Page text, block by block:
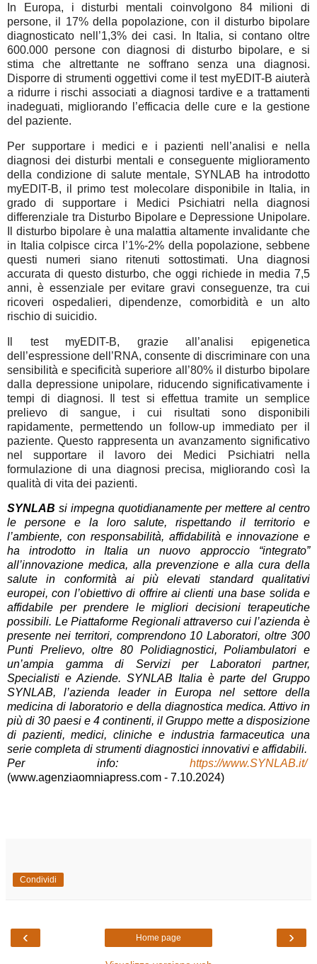
In Europa, i disturbi mentali coinvolgono 84 milioni di
persone, il 17% della popolazione, con il disturbo bipolare
diagnosticato nell’1,3% dei casi. In Italia, si contano oltre
600.000 persone con diagnosi di disturbo bipolare, e si
stima che altrettante ne soffrano senza una diagnosi.
Disporre di strumenti oggettivi come il test myEDIT-B aiuterà
a ridurre i rischi associati a diagnosi tardive e a trattamenti
inadeguati, migliorando l’efficacia delle cure e la gestione
del paziente.
Per supportare i medici e i pazienti nell’analisi e nella
diagnosi dei disturbi mentali e conseguente miglioramento
della condizione di salute mentale, SYNLAB ha introdotto
myEDIT-B, il primo test molecolare disponibile in Italia, in
grado di supportare i Medici Psichiatri nella diagnosi
differenziale tra Disturbo Bipolare e Depressione Unipolare.
Il disturbo bipolare è una malattia altamente invalidante che
in Italia colpisce circa l’1%-2% della popolazione, sebbene
questi numeri siano ritenuti sottostimati. Una diagnosi
accurata di questo disturbo, che oggi richiede in media 7,5
anni, è essenziale per evitare gravi conseguenze, tra cui
ricoveri ospedalieri, dipendenze, comorbidità e un alto
rischio di suicidio.
Il test myEDIT-B, grazie all’analisi epigenetica
dell’espressione dell’RNA, consente di discriminare con una
sensibilità e specificità superiore all’80% il disturbo bipolare
dalla depressione unipolare, riducendo significativamente i
tempi di diagnosi. Il test si effettua tramite un semplice
prelievo di sangue, i cui risultati sono disponibili
rapidamente, permettendo un follow-up immediato per il
paziente. Questo rappresenta un avanzamento significativo
nel supportare il lavoro dei Medici Psichiatri nella
formulazione di una diagnosi precisa, migliorando così la
qualità di vita dei pazienti.
SYNLAB si impegna quotidianamente per mettere al centro
le persone e la loro salute, rispettando il territorio e
l’ambiente, con responsabilità, affidabilità e innovazione e
ha introdotto in Italia un nuovo approccio “integrato”
all’innovazione medica, alla prevenzione e alla cura della
salute in conformità ai più elevati standard qualitativi
europei, con l’obiettivo di offrire ai clienti una base solida e
affidabile per prendere le migliori decisioni terapeutiche
possibili. Le Piattaforme Regionali attraverso cui l’azienda è
presente nei territori, comprendono 10 Laboratori, oltre 300
Punti Prelievo, oltre 80 Polidiagnostici, Poliambulatori e
un’ampia gamma di Servizi per Laboratori partner,
Specialisti e Aziende. SYNLAB Italia è parte del Gruppo
SYNLAB, l’azienda leader in Europa nel settore della
medicina di laboratorio e della diagnostica medica. Attivo in
più di 30 paesi e 4 continenti, il Gruppo mette a disposizione
di pazienti, medici, cliniche e industria farmaceutica una
serie completa di strumenti diagnostici innovativi e affidabili.
Per info: https://www.SYNLAB.it/
(www.agenziaomniapress.com - 7.10.2024)
Condividi
‹ ›
Home page